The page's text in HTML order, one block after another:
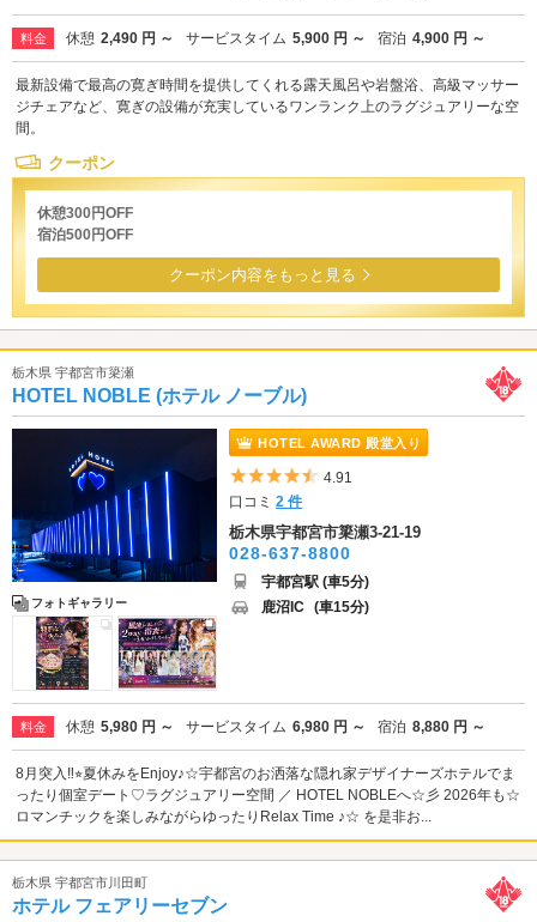
料金 休憩 2,490 円 ～ サービスタイム 5,900 円 ～ 宿泊 4,900 円 ～
最新設備で最高の寛ぎ時間を提供してくれる露天風呂や岩盤浴、高級マッサー
ジチェアなど、寛ぎの設備が充実しているワンランク上のラグジュアリーな空
間。
クーポン
休憩300円OFF
宿泊500円OFF
クーポン内容をもっと見る
栃木県 宇都宮市簗瀬
HOTEL NOBLE (ホテル ノーブル)
フォトギャラリー
HOTEL AWARD 殿堂入り
5つ星のうち4.5
4.91
口コミ2 件
栃木県宇都宮市簗瀬3-21-19
028-637-8800
宇都宮駅 (車5分)
鹿沼IC (車15分)
料金 休憩 5,980 円 ～ サービスタイム 6,980 円 ～ 宿泊 8,880 円 ～
8月突入‼︎⭐︎夏休みをEnjoy♪☆宇都宮のお洒落な隠れ家デザイナーズホテルでま
ったり個室デート♡ラグジュアリー空間 ／ HOTEL NOBLEへ☆彡 2026年も☆
ロマンチックを楽しみながらゆったりRelax Time ♪☆ を是非お...
栃木県 宇都宮市川田町
ホテル フェアリーセブン